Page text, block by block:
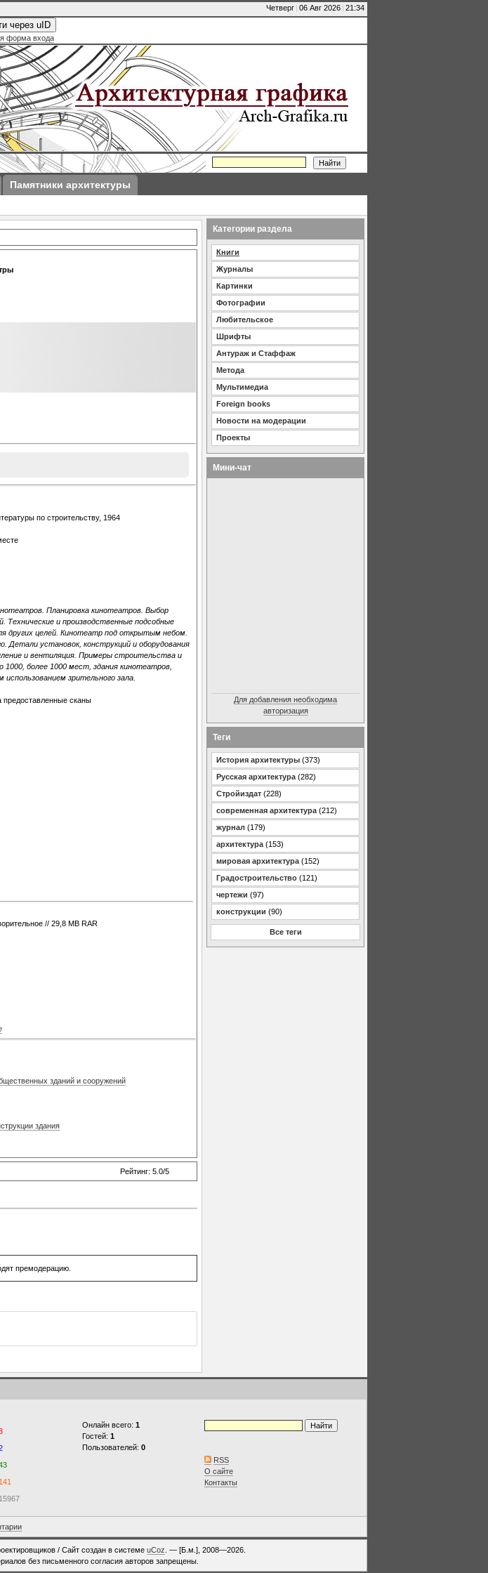
Четверг | 06 Авг 2026 | 21:34
через uID
форма входа
Памятники архитектуры
по строительству, 1964
Планировка кинотеатров. Выбор
и производственные подсобные
других целей. Кинотеатр под открытым небом.
установок, конструкций и оборудования
и вентиляция. Примеры строительства и
более 1000 мест, здания кинотеатров,
зрительного зала.
предоставленные сканы
// 29,8 MB RAR
зданий и сооружений
здания
Рейтинг: 5.0/5
премодерацию.
Категории раздела
Книги
Журналы
Картинки
Фотографии
Любительское
Шрифты
Антураж и Стаффаж
Метода
Мультимедиа
Foreign books
Новости на модерации
Проекты
Мини-чат
Для добавления необходима
авторизация
Теги
История архитектуры (373)
Русская архитектура (282)
Стройиздат (228)
современная архитектура (212)
журнал (179)
архитектура (153)
мировая архитектура (152)
Градостроительство (121)
чертежи (97)
конструкции (90)
Все теги
141
15967
Онлайн всего: 1
Гостей: 1
Пользователей: 0
RSS
О сайте
Контакты
/ Сайт создан в системе uCoz . — [Б.м.], 2008—2026.
без письменного согласия авторов запрещены.